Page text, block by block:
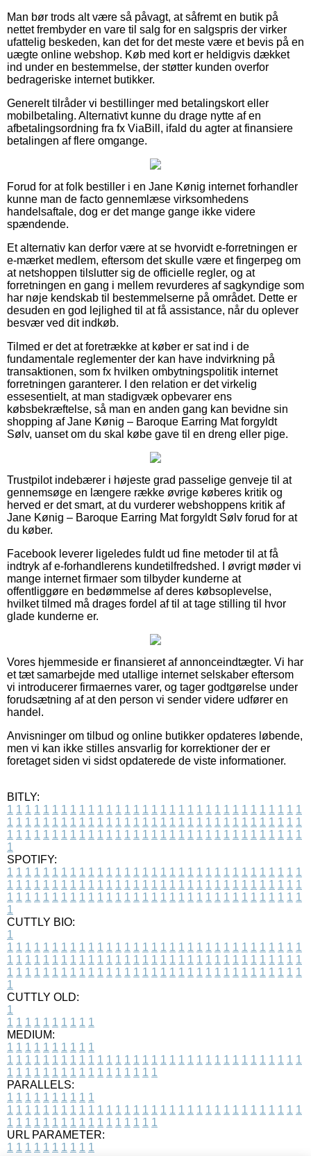
Man bør trods alt være så påvagt, at såfremt en butik på
nettet frembyder en vare til salg for en salgspris der virker
ufattelig beskeden, kan det for det meste være et bevis på en
uægte online webshop. Køb med kort er heldigvis dækket
ind under en bestemmelse, der støtter kunden overfor
bedrageriske internet butikker.
Generelt tilråder vi bestillinger med betalingskort eller
mobilbetaling. Alternativt kunne du drage nytte af en
afbetalingsordning fra fx ViaBill, ifald du agter at finansiere
betalingen af flere omgange.
Forud for at folk bestiller i en Jane Kønig internet forhandler
kunne man de facto gennemlæse virksomhedens
handelsaftale, dog er det mange gange ikke videre
spændende.
Et alternativ kan derfor være at se hvorvidt e-forretningen er
e-mærket medlem, eftersom det skulle være et fingerpeg om
at netshoppen tilslutter sig de officielle regler, og at
forretningen en gang i mellem revurderes af sagkyndige som
har nøje kendskab til bestemmelserne på området. Dette er
desuden en god lejlighed til at få assistance, når du oplever
besvær ved dit indkøb.
Tilmed er det at foretrække at køber er sat ind i de
fundamentale reglementer der kan have indvirkning på
transaktionen, som fx hvilken ombytningspolitik internet
forretningen garanterer. I den relation er det virkelig
essesentielt, at man stadigvæk opbevarer ens
købsbekræftelse, så man en anden gang kan bevidne sin
shopping af Jane Kønig – Baroque Earring Mat forgyldt
Sølv, uanset om du skal købe gave til en dreng eller pige.
Trustpilot indebærer i højeste grad passelige genveje til at
gennemsøge en længere række øvrige køberes kritik og
herved er det smart, at du vurderer webshoppens kritik af
Jane Kønig – Baroque Earring Mat forgyldt Sølv forud for at
du køber.
Facebook leverer ligeledes fuldt ud fine metoder til at få
indtryk af e-forhandlerens kundetilfredshed. I øvrigt møder vi
mange internet firmaer som tilbyder kunderne at
offentliggøre en bedømmelse af deres købsoplevelse,
hvilket tilmed må drages fordel af til at tage stilling til hvor
glade kunderne er.
Vores hjemmeside er finansieret af annonceindtægter. Vi har
et tæt samarbejde med utallige internet selskaber eftersom
vi introducerer firmaernes varer, og tager godtgørelse under
forudsætning af at den person vi sender videre udfører en
handel.
Anvisninger om tilbud og online butikker opdateres løbende,
men vi kan ikke stilles ansvarlig for korrektioner der er
foretaget siden vi sidst opdaterede de viste informationer.
BITLY:
1 1 1 1 1 1 1 1 1 1 1 1 1 1 1 1 1 1 1 1 1 1 1 1 1 1 1 1 1 1 1 1 1
1 1 1 1 1 1 1 1 1 1 1 1 1 1 1 1 1 1 1 1 1 1 1 1 1 1 1 1 1 1 1 1 1
1 1 1 1 1 1 1 1 1 1 1 1 1 1 1 1 1 1 1 1 1 1 1 1 1 1 1 1 1 1 1 1 1
1
SPOTIFY:
1 1 1 1 1 1 1 1 1 1 1 1 1 1 1 1 1 1 1 1 1 1 1 1 1 1 1 1 1 1 1 1 1
1 1 1 1 1 1 1 1 1 1 1 1 1 1 1 1 1 1 1 1 1 1 1 1 1 1 1 1 1 1 1 1 1
1 1 1 1 1 1 1 1 1 1 1 1 1 1 1 1 1 1 1 1 1 1 1 1 1 1 1 1 1 1 1 1 1
1
CUTTLY BIO:
1
1 1 1 1 1 1 1 1 1 1 1 1 1 1 1 1 1 1 1 1 1 1 1 1 1 1 1 1 1 1 1 1 1
1 1 1 1 1 1 1 1 1 1 1 1 1 1 1 1 1 1 1 1 1 1 1 1 1 1 1 1 1 1 1 1 1
1 1 1 1 1 1 1 1 1 1 1 1 1 1 1 1 1 1 1 1 1 1 1 1 1 1 1 1 1 1 1 1 1
1
CUTTLY OLD:
1
1 1 1 1 1 1 1 1 1 1
MEDIUM:
1 1 1 1 1 1 1 1 1 1
1 1 1 1 1 1 1 1 1 1 1 1 1 1 1 1 1 1 1 1 1 1 1 1 1 1 1 1 1 1 1 1 1
1 1 1 1 1 1 1 1 1 1 1 1 1 1 1 1 1
PARALLELS:
1 1 1 1 1 1 1 1 1 1
1 1 1 1 1 1 1 1 1 1 1 1 1 1 1 1 1 1 1 1 1 1 1 1 1 1 1 1 1 1 1 1 1
1 1 1 1 1 1 1 1 1 1 1 1 1 1 1 1 1
URL PARAMETER:
1 1 1 1 1 1 1 1 1 1